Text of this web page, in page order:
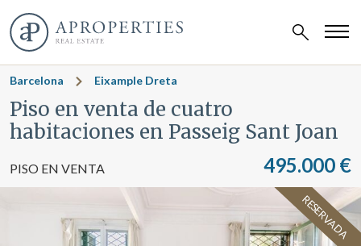
Barcelona Eixample Dreta
Piso en venta de cuatro
habitaciones en Passeig Sant Joan
PISO EN VENTA 495.000 €
RESERVADA